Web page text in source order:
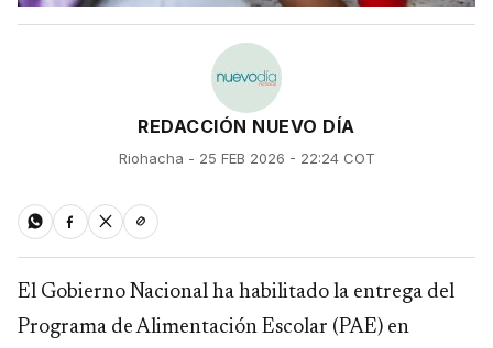
REDACCIÓN NUEVO DÍA
Riohacha - 25 FEB 2026 - 22:24 COT
El Gobierno Nacional ha habilitado la entrega del
Programa de Alimentación Escolar (PAE) en